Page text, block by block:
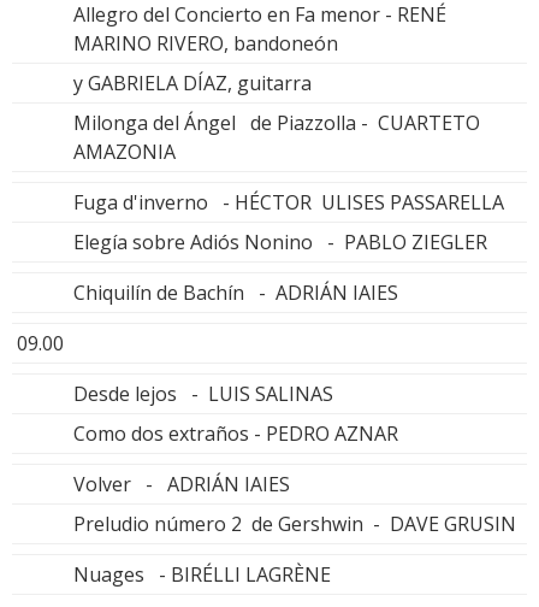
Allegro del Concierto en Fa menor - RENÉ
MARINO RIVERO, bandoneón
y GABRIELA DÍAZ, guitarra
Milonga del Ángel de Piazzolla - CUARTETO
AMAZONIA
Fuga d'inverno - HÉCTOR ULISES PASSARELLA
Elegía sobre Adiós Nonino - PABLO ZIEGLER
Chiquilín de Bachín - ADRIÁN IAIES
09.00
Desde lejos - LUIS SALINAS
Como dos extraños - PEDRO AZNAR
Volver - ADRIÁN IAIES
Preludio número 2 de Gershwin - DAVE GRUSIN
Nuages - BIRÉLLI LAGRÈNE